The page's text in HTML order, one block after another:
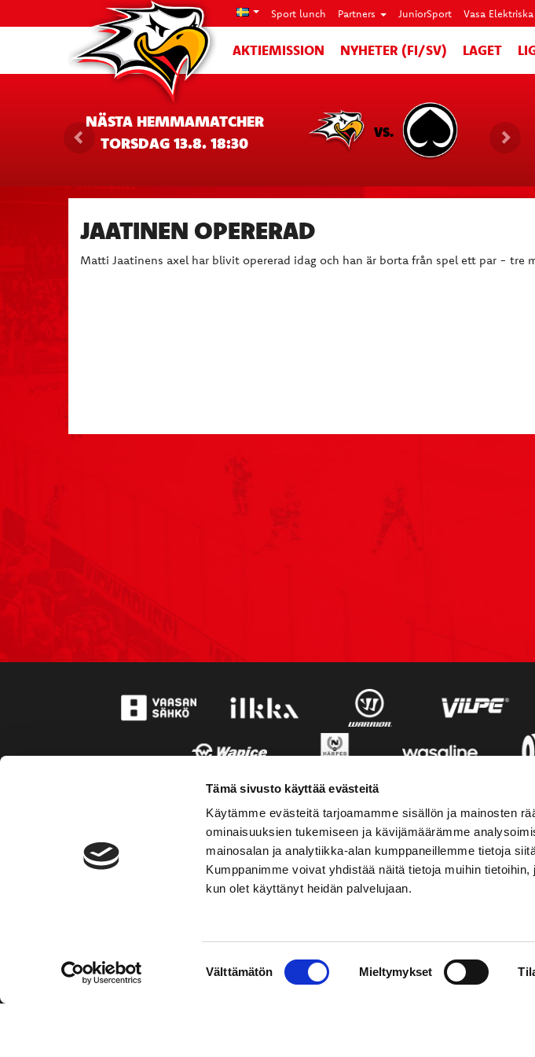
Tämä sivusto käyttää evästeitä
Käytämme evästeitä tarjoamamme sisällön ja mainosten
ominaisuuksien tukemiseen ja kävijämäärämme
mainosalan ja analytiikka-alan kumppaneillemme tietoja
Kumppanimme voivat yhdistää näitä tietoja muihin
kun olet käyttänyt heidän palvelujaan.
Välttämätön Mieltymykset
Sport lunch Partners JuniorSport Vasa
AKTIEMISSION NYHETER (FI/SV) LAGET
NÄSTA HEMMAMATCHER
TORSDAG 13.8. 18:30
VS.
JAATINEN OPERERAD
Matti Jaatinens axel har blivit opererad idag och han är borta från spel ett par - tre
Hockey-Team Vaasan Sport Oy
KONTAKTINFORMATION
Puh: 02 01 555 600
sportshop@vaasansport.fi